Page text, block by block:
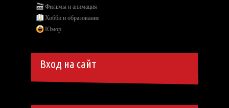
Фильмы и анимация
Хобби и образование
Юмор
Вход на сайт